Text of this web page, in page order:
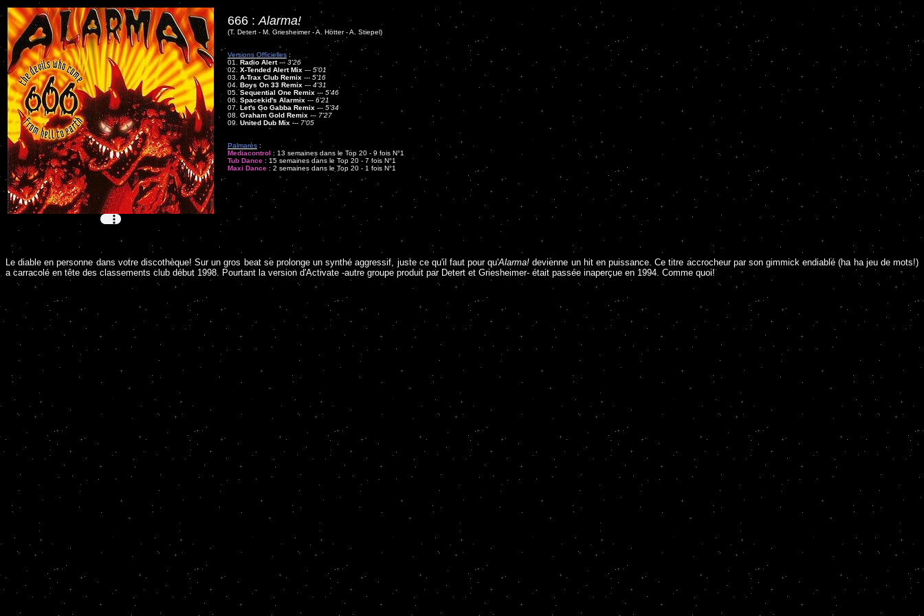
666 :Alarma!
(T. Detert - M. Griesheimer - A. Hötter - A. Stiepel)
Versions Officielles :
01. Radio Alert--- 3'26
02. X-Tended Alert Mix --- 5'01
03.A-Trax Club Remix --- 5'16
04. Boys On 33 Remix --- 4'31
05.Sequential One Remix --- 5'46
06. Spacekid's Alarmix --- 6'21
07. Let's Go Gabba Remix --- 5'34
08. Graham Gold Remix --- 7'27
09. United Dub Mix --- 7'05
Palmarès :
Mediacontrol : 13 semaines dans le Top 20 - 9 fois N°1
Tub Dance : 15 semaines dans le Top 20 - 7 fois N°1
Maxi Dance : 2 semaines dans le Top 20 - 1 fois N°1
Le diable en personne dans votre discothèque! Sur un gros beat se prolonge un synthé aggressif, juste ce qu'il faut pour qu'Alarma! devienne un hit en puissance. Ce titre accrocheur par son gimmick endiablé (ha ha jeu de mots!)
a carracolé en tête des classements club début 1998. Pourtant la version d'Activate -autre groupe produit par Detert et Griesheimer- était passée inaperçue en 1994. Comme quoi!